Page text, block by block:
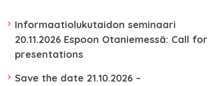
Informaatiolukutaidon seminaari
20.11.2026 Espoon Otaniemessä: Call for
presentations
Save the date 21.10.2026 –